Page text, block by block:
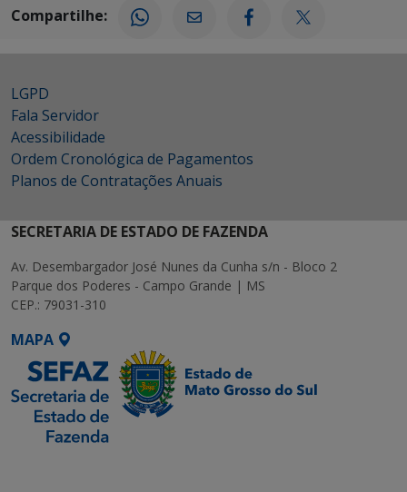
Compartilhe:
LGPD
Fala Servidor
Acessibilidade
Ordem Cronológica de Pagamentos
Planos de Contratações Anuais
SECRETARIA DE ESTADO DE FAZENDA
Av. Desembargador José Nunes da Cunha s/n - Bloco 2
Parque dos Poderes - Campo Grande | MS
CEP.: 79031-310
MAPA